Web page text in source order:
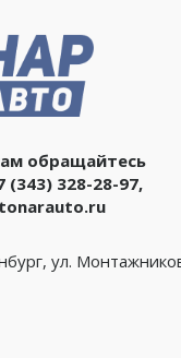
обращайтесь
(343) 328-28-97,
ул.